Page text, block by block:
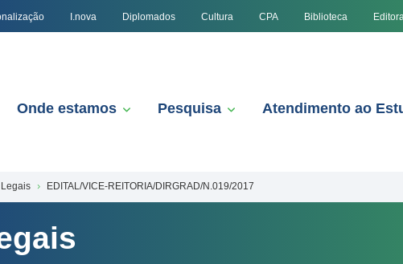
I.nova Diplomados Cultura CPA Biblioteca Editora
Onde estamos Pesquisa Atendimento ao
EDITAL/VICE-REITORIA/DIRGRAD/N.019/2017